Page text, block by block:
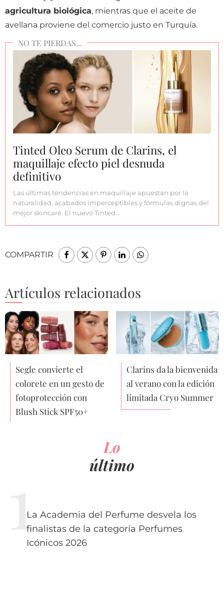
agricultura biológica, mientras que el aceite de
avellana proviene del comercio justo en Turquía.
Tinted Oleo Serum de Clarins, el
maquillaje efecto piel desnuda
definitivo
Las últimas tendencias en maquillaje apuestan por la
naturalidad, acabados imperceptibles y fórmulas dignas del
mejor skincare. El nuevo Tinted…
COMPARTIR
Artículos relacionados
Segle convierte el
colorete en un gesto de
fotoprotección con
Blush Stick SPF50+
Clarins da la bienvenida
al verano con la edición
limitada Cryo Summer
Lo
último
La Academia del Perfume desvela los
finalistas de la categoría Perfumes
Icónicos 2026